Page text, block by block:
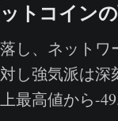
トコイン
し、ネット
し強気派は
最高値から-